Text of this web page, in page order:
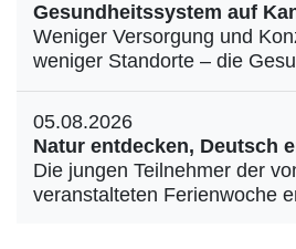
Gesundheitssystem auf
Weniger Versorgung und
weniger Standorte – die
05.08.2026
Natur entdecken, Deutsch
Die jungen Teilnehmer der
veranstalteten Ferienwoche